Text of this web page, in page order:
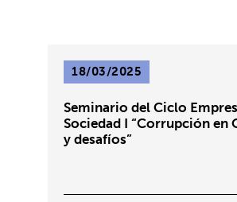
18/03/2025
Seminario del Ciclo
Sociedad I “Corrupción en
y desafíos”